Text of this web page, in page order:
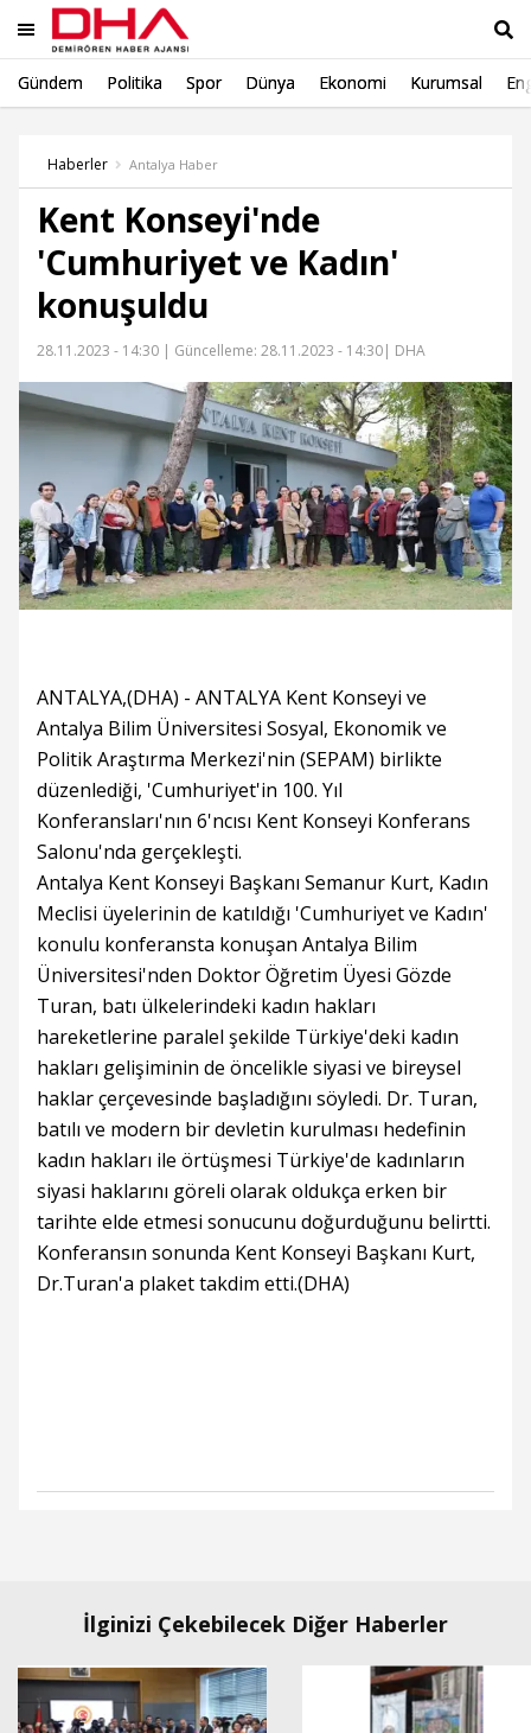
Gündem Politika Spor Dünya Ekonomi Kurumsal
Haberler Antalya Haber
Kent Konseyi'nde
'Cumhuriyet ve Kadın'
konuşuldu
28.11.2023 - 14:30 | Güncelleme: 28.11.2023 - 14:30| DHA
ANTALYA,(DHA) - ANTALYA Kent Konseyi ve
Antalya Bilim Üniversitesi Sosyal, Ekonomik ve
Politik Araştırma Merkezi'nin (SEPAM) birlikte
düzenlediği, 'Cumhuriyet'in 100. Yıl
Konferansları'nın 6'ncısı Kent Konseyi Konferans
Salonu'nda gerçekleşti.
Antalya Kent Konseyi Başkanı Semanur Kurt, Kadın
Meclisi üyelerinin de katıldığı 'Cumhuriyet ve Kadın'
konulu konferansta konuşan Antalya Bilim
Üniversitesi'nden Doktor Öğretim Üyesi Gözde
Turan, batı ülkelerindeki kadın hakları
hareketlerine paralel şekilde Türkiye'deki kadın
hakları gelişiminin de öncelikle siyasi ve bireysel
haklar çerçevesinde başladığını söyledi. Dr. Turan,
batılı ve modern bir devletin kurulması hedefinin
kadın hakları ile örtüşmesi Türkiye'de kadınların
siyasi haklarını göreli olarak oldukça erken bir
tarihte elde etmesi sonucunu doğurduğunu belirtti.
Konferansın sonunda Kent Konseyi Başkanı Kurt,
Dr.Turan'a plaket takdim etti.(DHA)
İlginizi Çekebilecek Diğer Haberler